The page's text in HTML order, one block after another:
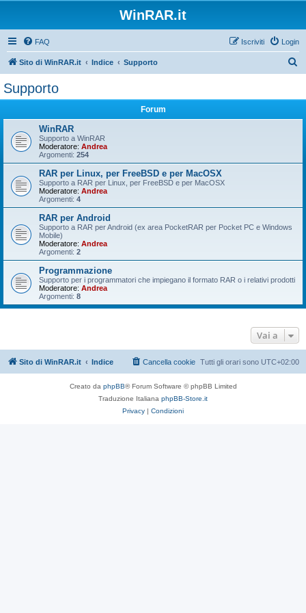
WinRAR.it
FAQ Login
Iscriviti
Sito di WinRAR.it Indice Supporto
Supporto
Forum
WinRAR
Supporto a WinRAR
Moderatore: Andrea
Argomenti: 254
RAR per Linux, per FreeBSD e per MacOSX
Supporto a RAR per Linux, per FreeBSD e per MacOSX
Moderatore: Andrea
Argomenti: 4
RAR per Android
Supporto a RAR per Android (ex area PocketRAR per Pocket PC e Windows
Mobile)
Moderatore: Andrea
Argomenti: 2
Programmazione
Supporto per i programmatori che impiegano il formato RAR o i relativi prodotti
Moderatore: Andrea
Argomenti: 8
Vai a
Sito di WinRAR.it Indice Tutti gli orari sono UTC+02:00
Cancella cookie
Creato da phpBB® Forum Software © phpBB Limited
Traduzione Italiana phpBB-Store.it
Privacy | Condizioni